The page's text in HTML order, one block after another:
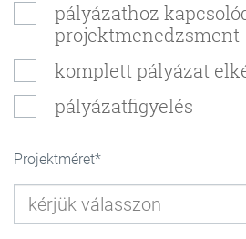
pályázathoz
projektmenedzsment
komplett pályázat
pályázatfigyelés
Projektméret